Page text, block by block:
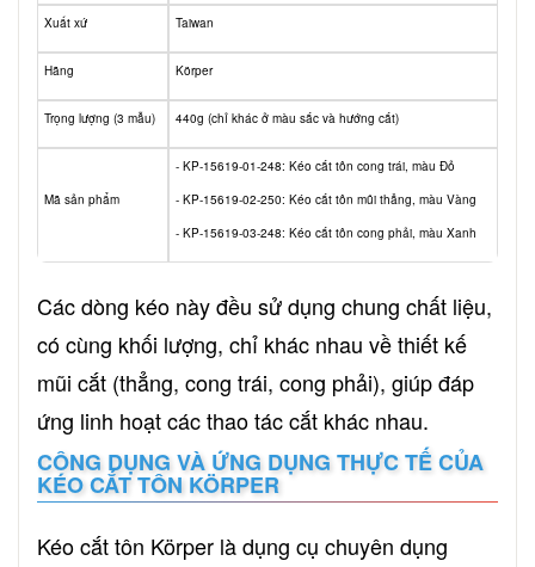
Xuất xứ Taiwan
Hãng Körper
Trọng lượng (3 mẫu) 440g (chỉ khác ở màu sắc và hướng cắt)
Mã sản phẩm
- KP-15619-01-248: Kéo cắt tôn cong trái, màu Đỏ
- KP-15619-02-250: Kéo cắt tôn mũi thẳng, màu Vàng
- KP-15619-03-248: Kéo cắt tôn cong phải, màu Xanh
Các dòng kéo này đều sử dụng chung chất liệu,
có cùng khối lượng, chỉ khác nhau về thiết kế
mũi cắt (thẳng, cong trái, cong phải), giúp đáp
ứng linh hoạt các thao tác cắt khác nhau.
CÔNG DỤNG VÀ ỨNG DỤNG THỰC TẾ CỦA
KÉO CẮT TÔN KÖRPER
Kéo cắt tôn Körper là dụng cụ chuyên dụng